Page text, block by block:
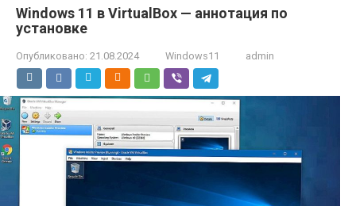
Windows 11 в VirtualBox — аннотация по
установке
Опубликовано: 21.08.2024 Windows11 admin